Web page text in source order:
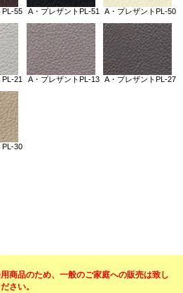
商品のため、一般のご家庭への販売は致し
さい。